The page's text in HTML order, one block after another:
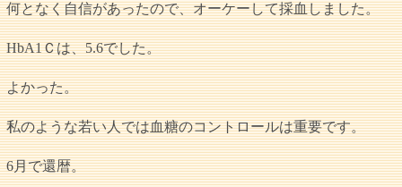
何となく自信があったので、オーケーして採血しました。
HbA1Ｃは、5.6でした。
よかった。
私のような若い人では血糖のコントロールは重要です。
6月で還暦。